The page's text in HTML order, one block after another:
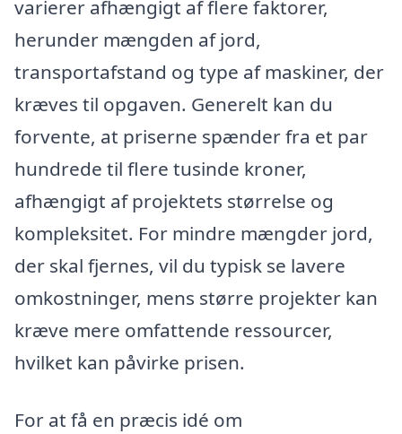
varierer afhængigt af flere faktorer,
herunder mængden af jord,
transportafstand og type af maskiner, der
kræves til opgaven. Generelt kan du
forvente, at priserne spænder fra et par
hundrede til flere tusinde kroner,
afhængigt af projektets størrelse og
kompleksitet. For mindre mængder jord,
der skal fjernes, vil du typisk se lavere
omkostninger, mens større projekter kan
kræve mere omfattende ressourcer,
hvilket kan påvirke prisen.
For at få en præcis idé om